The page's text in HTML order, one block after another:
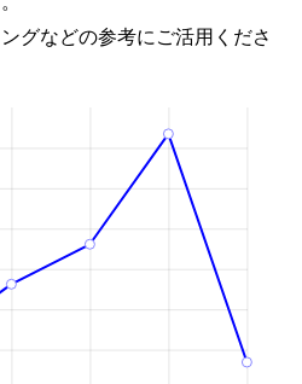
グなどの参考にご活用くださ